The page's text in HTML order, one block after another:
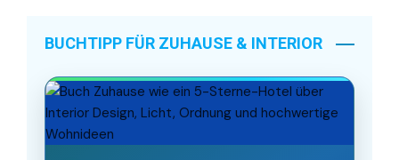
BUCHTIPP FÜR ZUHAUSE & INTERIOR